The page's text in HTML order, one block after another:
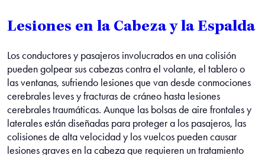
Lesiones en la Cabeza y la Espalda
Los conductores y pasajeros involucrados en una colisión
pueden golpear sus cabezas contra el volante, el tablero o
las ventanas, sufriendo lesiones que van desde conmociones
cerebrales leves y fracturas de cráneo hasta lesiones
cerebrales traumáticas. Aunque las bolsas de aire frontales y
laterales están diseñadas para proteger a los pasajeros, las
colisiones de alta velocidad y los vuelcos pueden causar
lesiones graves en la cabeza que requieren un tratamiento